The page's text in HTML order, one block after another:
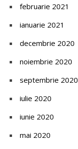
februarie 2021
ianuarie 2021
decembrie 2020
noiembrie 2020
septembrie 2020
iulie 2020
iunie 2020
mai 2020